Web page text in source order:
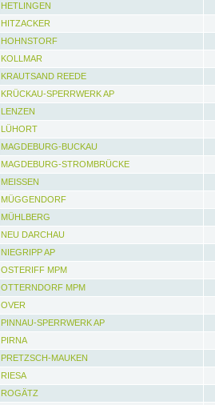
HETLINGEN
HITZACKER
HOHNSTORF
KOLLMAR
KRAUTSAND REEDE
KRÜCKAU-SPERRWERK AP
LENZEN
LÜHORT
MAGDEBURG-BUCKAU
MAGDEBURG-STROMBRÜCKE
MEISSEN
MÜGGENDORF
MÜHLBERG
NEU DARCHAU
NIEGRIPP AP
OSTERIFF MPM
OTTERNDORF MPM
OVER
PINNAU-SPERRWERK AP
PIRNA
PRETZSCH-MAUKEN
RIESA
ROGÄTZ